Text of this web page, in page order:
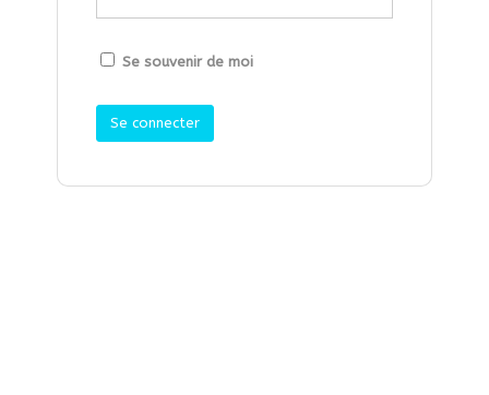
Se souvenir de moi